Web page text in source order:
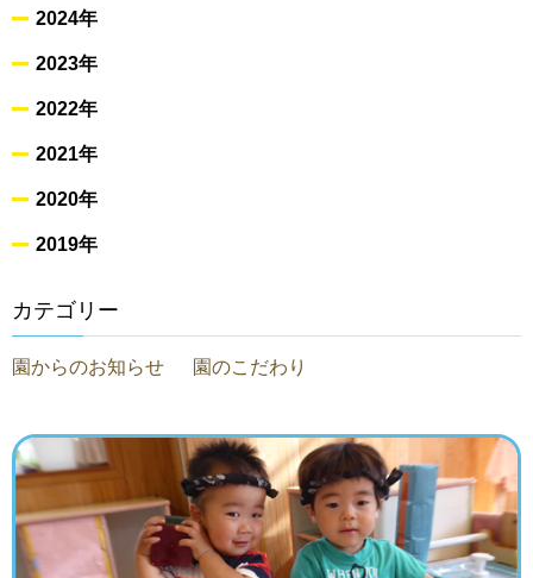
2024年
2023年
2022年
2021年
2020年
2019年
カテゴリー
園からのお知らせ 園のこだわり